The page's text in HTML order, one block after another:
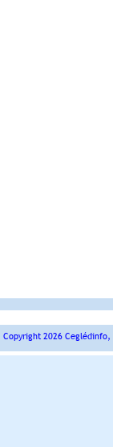
Copyright 2026